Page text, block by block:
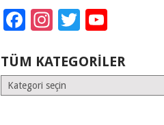
Facebook
Instagram
Twitter
TÜM KATEGORILER
Tüm
Kategoriler